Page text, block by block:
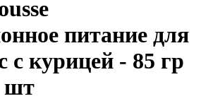
питание для
с курицей - 85 гр
шт